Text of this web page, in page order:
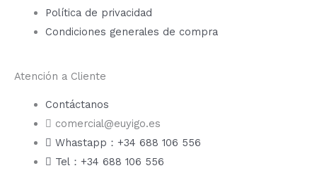
Política de privacidad
Condiciones generales de compra
Atención a Cliente
Contáctanos
comercial@euyigo.es
Whastapp：+34 688 106 556
Tel：+34 688 106 556